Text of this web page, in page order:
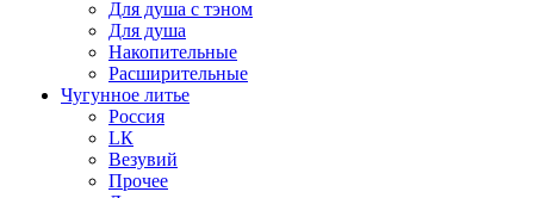
Для душа с тэном
Для душа
Накопительные
Расширительные
Чугунное литье
Россия
LК
Везувий
Прочее